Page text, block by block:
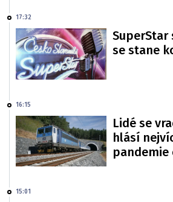
17:32
SuperStar
se stane
16:15
Lidé se
hlásí
pandemie
15:01